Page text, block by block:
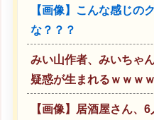
【画像】こんな感じの
な？？？
みい山作者、みいちゃ
疑惑が生まれるｗｗｗ
【画像】居酒屋さん、